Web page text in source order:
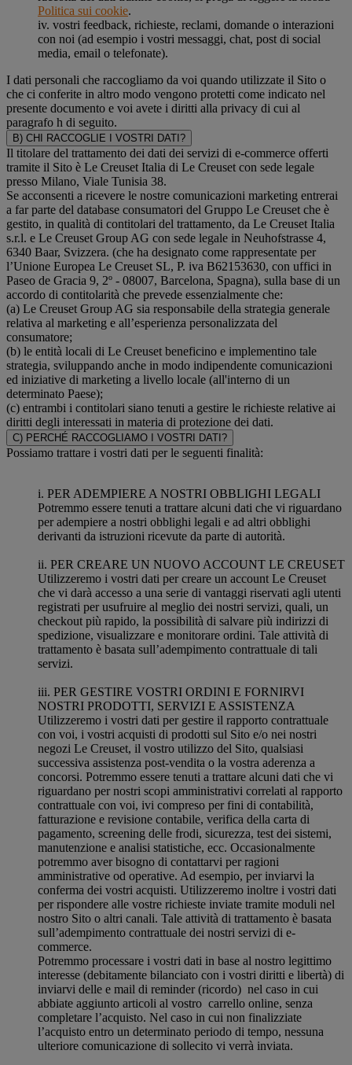
Politica sui cookie.
iv. vostri feedback, richieste, reclami, domande o interazioni
con noi (ad esempio i vostri messaggi, chat, post di social
media, email o telefonate).
I dati personali che raccogliamo da voi quando utilizzate il Sito o
che ci conferite in altro modo vengono protetti come indicato nel
presente documento e voi avete i diritti alla privacy di cui al
paragrafo h di seguito.
B) CHI RACCOGLIE I VOSTRI DATI?
Il titolare del trattamento dei dati dei servizi di e-commerce offerti
tramite il Sito è Le Creuset Italia di Le Creuset con sede legale
presso Milano, Viale Tunisia 38.
Se acconsenti a ricevere le nostre comunicazioni marketing entrerai
a far parte del database consumatori del Gruppo Le Creuset che è
gestito, in qualità di contitolari del trattamento, da Le Creuset Italia
s.r.l. e Le Creuset Group AG con sede legale in Neuhofstrasse 4,
6340 Baar, Svizzera. (che ha designato come rappresentate per
l’Unione Europea Le Creuset SL, P. iva B62153630, con uffici in
Paseo de Gracia 9, 2º - 08007, Barcelona, Spagna), sulla base di un
accordo di contitolarità che prevede essenzialmente che:
(a) Le Creuset Group AG sia responsabile della strategia generale
relativa al marketing e all’esperienza personalizzata del
consumatore;
(b) le entità locali di Le Creuset beneficino e implementino tale
strategia, sviluppando anche in modo indipendente comunicazioni
ed iniziative di marketing a livello locale (all'interno di un
determinato Paese);
(c) entrambi i contitolari siano tenuti a gestire le richieste relative ai
diritti degli interessati in materia di protezione dei dati.
C) PERCHÉ RACCOGLIAMO I VOSTRI DATI?
Possiamo trattare i vostri dati per le seguenti finalità:
i. PER ADEMPIERE A NOSTRI OBBLIGHI LEGALI
Potremmo essere tenuti a trattare alcuni dati che vi riguardano
per adempiere a nostri obblighi legali e ad altri obblighi
derivanti da istruzioni ricevute da parte di autorità.
ii. PER CREARE UN NUOVO ACCOUNT LE CREUSET
Utilizzeremo i vostri dati per creare un account Le Creuset
che vi darà accesso a una serie di vantaggi riservati agli utenti
registrati per usufruire al meglio dei nostri servizi, quali, un
checkout più rapido, la possibilità di salvare più indirizzi di
spedizione, visualizzare e monitorare ordini. Tale attività di
trattamento è basata sull’adempimento contrattuale di tali
servizi.
iii. PER GESTIRE VOSTRI ORDINI E FORNIRVI
NOSTRI PRODOTTI, SERVIZI E ASSISTENZA
Utilizzeremo i vostri dati per gestire il rapporto contrattuale
con voi, i vostri acquisti di prodotti sul Sito e/o nei nostri
negozi Le Creuset, il vostro utilizzo del Sito, qualsiasi
successiva assistenza post-vendita o la vostra aderenza a
concorsi. Potremmo essere tenuti a trattare alcuni dati che vi
riguardano per nostri scopi amministrativi correlati al rapporto
contrattuale con voi, ivi compreso per fini di contabilità,
fatturazione e revisione contabile, verifica della carta di
pagamento, screening delle frodi, sicurezza, test dei sistemi,
manutenzione e analisi statistiche, ecc. Occasionalmente
potremmo aver bisogno di contattarvi per ragioni
amministrative od operative. Ad esempio, per inviarvi la
conferma dei vostri acquisti. Utilizzeremo inoltre i vostri dati
per rispondere alle vostre richieste inviate tramite moduli nel
nostro Sito o altri canali. Tale attività di trattamento è basata
sull’adempimento contrattuale dei nostri servizi di e-
commerce.
Potremmo processare i vostri dati in base al nostro legittimo
interesse (debitamente bilanciato con i vostri diritti e libertà) di
inviarvi delle e mail di reminder (ricordo) nel caso in cui
abbiate aggiunto articoli al vostro carrello online, senza
completare l’acquisto. Nel caso in cui non finalizziate
l’acquisto entro un determinato periodo di tempo, nessuna
ulteriore comunicazione di sollecito vi verrà inviata.